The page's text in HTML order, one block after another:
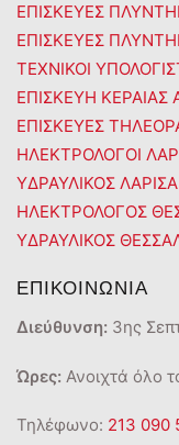
ΕΠΙΣΚΕΥΕΣ
ΕΠΙΣΚΕΥΕΣ
ΤΕΧΝΙΚΟΙ
ΕΠΙΣΚΕΥΗ ΚΕΡΑΙΑΣ
ΕΠΙΣΚΕΥΕΣ
ΗΛΕΚΤΡΟΛΟΓΟΙ
ΥΔΡΑΥΛΙΚΟΣ ΛΑΡΙΣΑ
ΗΛΕΚΤΡΟΛΟΓΟΣ
ΥΔΡΑΥΛΙΚΟΣ
ΕΠΙΚΟΙΝΩΝΙΑ
Διεύθυνση: 3ης
Ώρες: Ανοιχτά όλο
Τηλέφωνο: 213 090